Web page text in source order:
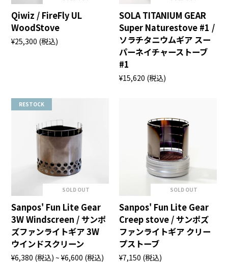
Qiwiz / FireFly UL
WoodStove
¥25,300 (税込)
SOLA TITANIUM GEAR
Super Naturestove #1 /
ソラチタニウムギア スー
パーネイチャーストーブ
#1
¥15,620 (税込)
RESTOCK
SOLD OUT
Sanpos' Fun Lite Gear
3W Windscreen / サンポ
ズファンライトギア 3W
ウインドスクリーン
¥6,380 (税込) ~ ¥6,600 (税込)
SOLD OUT
Sanpos' Fun Lite Gear
Creep stove / サンポズ
ファンライトギア クリー
プストーブ
¥7,150 (税込)